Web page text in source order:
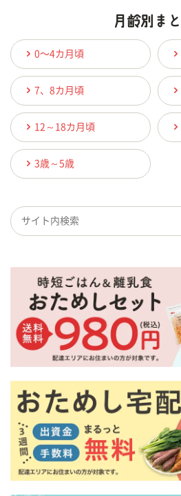
0〜4カ月頃
7、8カ月頃
12～18カ月頃
3歳～5歳
検索キーワード入力